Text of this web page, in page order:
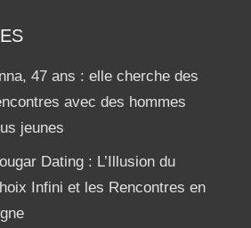
47 ans : elle cherche des
avec des hommes
jeunes
Dating : L’Illusion du
Infini et les Rencontres en